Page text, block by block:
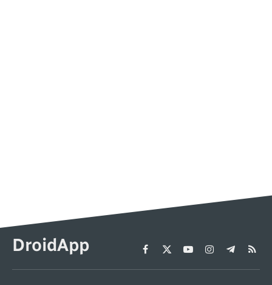
DroidApp Facebook
X
(Twitter)
YouTubeInstagram
Telegram
RSS